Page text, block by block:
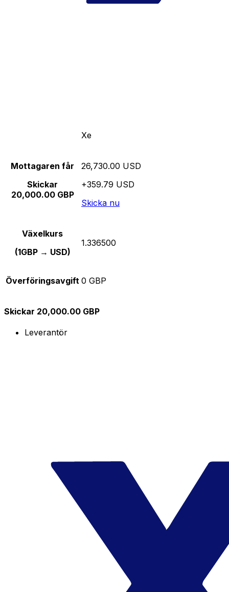
Xe
Mottagaren får
Skickar
20,000.00 GBP
26,730.00 USD
+359.79 USD
Skicka nu
Växelkurs
(1GBP → USD)
1.336500
Överföringsavgift 0 GBP
Skickar 20,000.00 GBP
Leverantör